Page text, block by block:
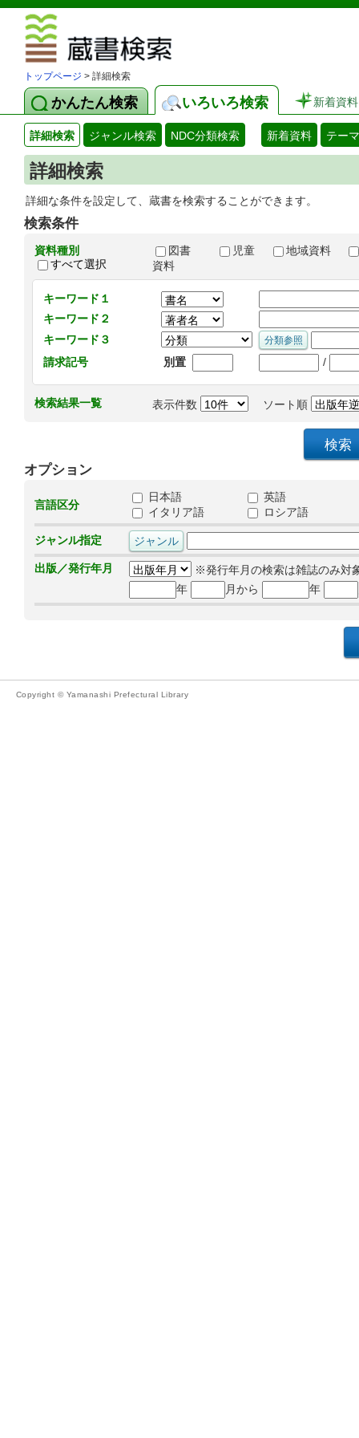
トップページ > 詳細検索
かんたん検索 いろいろ検索 新着資料
詳細検索 ジャンル検索 NDC分類検索 新着資料 テー
詳細検索
詳細な条件を設定して、蔵書を検索することができます。
検索条件
資料種別
すべて選択
図書 児童
地域資料
資料
キーワード１
キーワード２
キーワード３
請求記号
別置 /
検索結果一覧 表示件数 ソート順
オプション
言語区分
日本語
英語
イタリア語
ロシア語
ジャンル指定
出版／発行年月
※発行年月の検索は雑誌のみ対
年
月から 年
Copyright © Yamanashi Prefectural Library